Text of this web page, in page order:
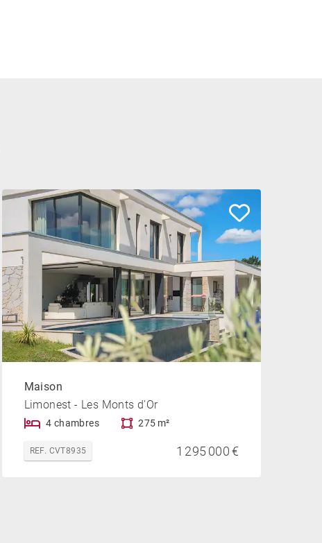
Maison
Limonest - Les Monts d'Or
4 chambres 275 m²
REF. CVT8935 1 295 000 €